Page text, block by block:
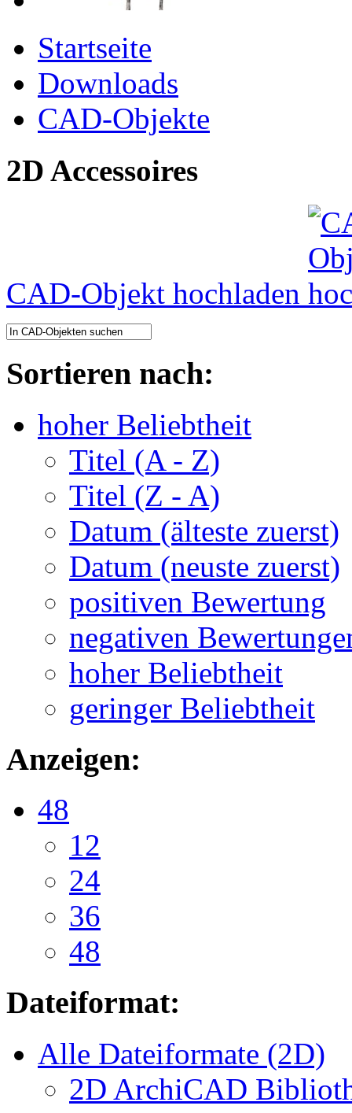
Startseite
Downloads
CAD-Objekte
2D Accessoires
CAD-Objekt hochladen
Sortieren nach:
hoher Beliebtheit
Titel (A - Z)
Titel (Z - A)
Datum (älteste zuerst)
Datum (neuste zuerst)
positiven Bewertung
negativen
hoher Beliebtheit
geringer Beliebtheit
Anzeigen:
48
12
24
36
48
Dateiformat:
Alle Dateiformate (2D)
2D ArchiCAD